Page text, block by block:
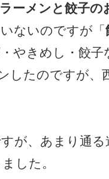
ーメンと餃子の
ないのですが「
やきめし・餃子
したのですが、
が、あまり通る
ました。